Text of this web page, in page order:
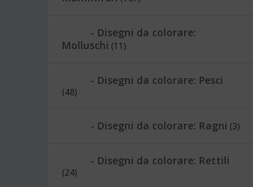
Disegni da colorare:
Molluschi (11)
Disegni da colorare: Pesci
(48)
Disegni da colorare: Ragni (3)
Disegni da colorare: Rettili
(24)